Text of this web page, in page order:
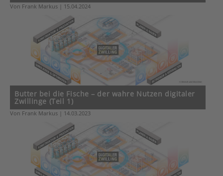
Von Frank Markus | 15.04.2024
Butter bei die Fische – der wahre Nutzen digitaler
Zwillinge (Teil 1)
Von Frank Markus | 14.03.2023